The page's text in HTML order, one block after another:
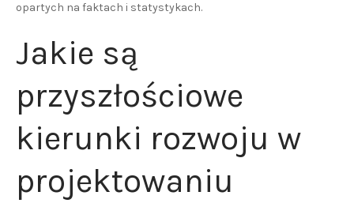
opartych na faktach i statystykach.
Jakie są
przyszłościowe
kierunki rozwoju w
projektowaniu